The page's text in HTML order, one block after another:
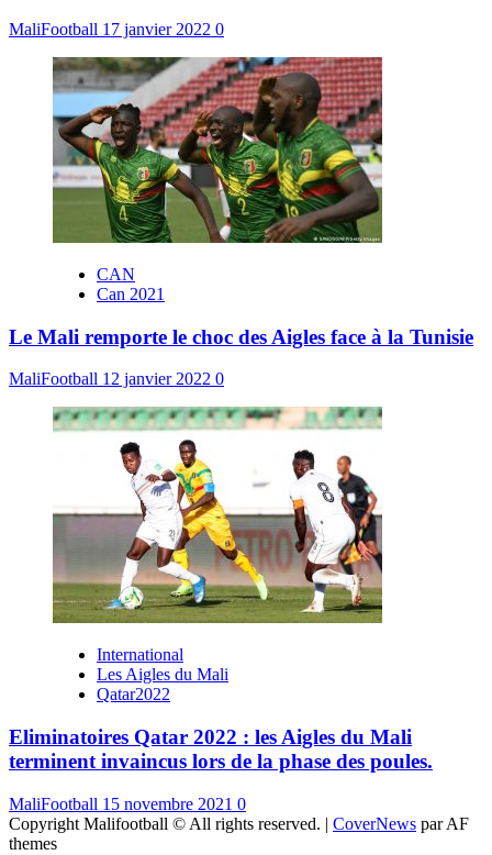
MaliFootball 17 janvier 2022 0
CAN
Can 2021
Le Mali remporte le choc des Aigles face à la Tunisie
MaliFootball 12 janvier 2022 0
International
Les Aigles du Mali
Qatar2022
Eliminatoires Qatar 2022 : les Aigles du Mali
terminent invaincus lors de la phase des poules.
MaliFootball 15 novembre 2021 0
Copyright Malifootball © All rights reserved. | CoverNews par AF
themes